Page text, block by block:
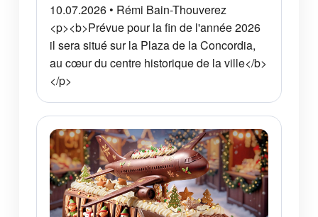
10.07.2026 • Rémi Bain-Thouverez
<p><b>Prévue pour la fin de l'année 2026
il sera situé sur la Plaza de la Concordia,
au cœur du centre historique de la ville</b>
</p>